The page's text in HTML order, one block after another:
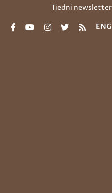
Tjedni newsletter
ENG